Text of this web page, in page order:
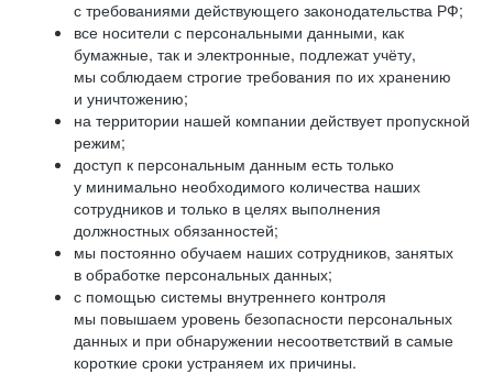
с требованиями действующего законодательства РФ;
все носители с персональными данными, как
бумажные, так и электронные, подлежат учёту,
мы соблюдаем строгие требования по их хранению
и уничтожению;
на территории нашей компании действует пропускной
режим;
доступ к персональным данным есть только
у минимально необходимого количества наших
сотрудников и только в целях выполнения
должностных обязанностей;
мы постоянно обучаем наших сотрудников, занятых
в обработке персональных данных;
с помощью системы внутреннего контроля
мы повышаем уровень безопасности персональных
данных и при обнаружении несоответствий в самые
короткие сроки устраняем их причины.